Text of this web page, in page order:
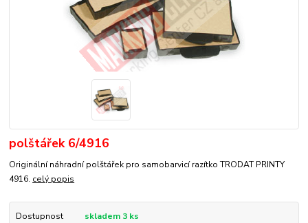
polštářek 6/4916
Originální náhradní polštářek pro samobarvicí razítko TRODAT PRINTY
4916. celý popis
Dostupnost
skladem 3 ks